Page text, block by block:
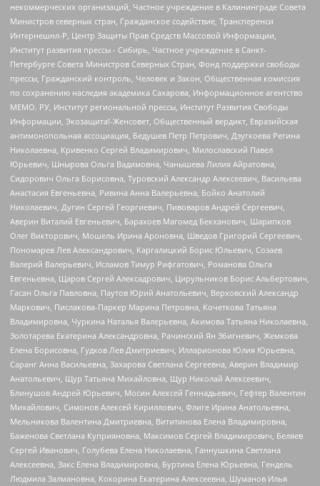
некоммерческих организаций, Частное учреждение в Калининграде Совета
Министров северных стран, Гражданское содействие, Трансперенси
Интернешнл-Р, Центр Защиты Прав Средств Массовой Информации,
Институт развития прессы - Сибирь, Частное учреждение в Санкт-
Петербурге Совета Министров Северных Стран, Фонд поддержки свободы
прессы, Гражданский контроль, Человек и Закон, Общественная комиссия
по сохранению наследия академика Сахарова, Информационное агентство
МЕМО. РУ, Институт региональной прессы, Институт Развития Свободы
Информации, Экозащита!-Женсовет, Общественный вердикт, Евразийская
антимонопольная ассоциация, Бедушев Петр Петрович, Дзугкоева Регина
Николаевна, Кривенко Сергей Владимирович, Милославский Павел
Юрьевич, Шнырова Ольга Вадимовна, Чанышева Лилия Айратовна,
Сидорович Ольга Борисовна, Туровский Александр Алексеевич, Васильева
Анастасия Евгеньевна, Ривина Анна Валерьевна, Бойко Анатолий
Николаевич, Дугин Сергей Георгиевич, Пивоваров Андрей Сергеевич,
Аверин Виталий Евгеньевич, Барахоев Магомед Бекханович, Шарипков
Олег Викторович, Мошель Ирина Ароновна, Шведов Григорий Сергеевич,
Пономарев Лев Александрович, Каргалицкий Борис Юльевич, Созаев
Валерий Валерьевич, Исламов Тимур Рифгатович, Романова Ольга
Евгеньевна, Щаров Сергей Алексадрович, Цирульников Борис Альбертович,
Гасан Ольга Павловна, Паутов Юрий Анатольевич, Верховский Александр
Маркович, Пислакова-Паркер Марина Петровна, Кочеткова Татьяна
Владимировна, Чуркина Наталья Валерьевна, Акимова Татьяна Николаевна,
Золотарева Екатерина Александровна, Рачинский Ян Збигневич, Жемкова
Елена Борисовна, Гудков Лев Дмитриевич, Илларионова Юлия Юрьевна,
Саранг Анна Васильевна, Захарова Светлана Сергеевна, Аверин Владимир
Анатольевич, Щур Татьяна Михайловна, Щур Николай Алексеевич,
Блинушов Андрей Юрьевич, Мосин Алексей Геннадьевич, Гефтер Валентин
Михайлович, Симонов Алексей Кириллович, Флиге Ирина Анатольевна,
Мельникова Валентина Дмитриевна, Вититинова Елена Владимировна,
Баженова Светлана Куприяновна, Максимов Сергей Владимирович, Беляев
Сергей Иванович, Голубева Елена Николаевна, Ганнушкина Светлана
Алексеевна, Закс Елена Владимировна, Буртина Елена Юрьевна, Гендель
Людмила Залмановна, Кокорина Екатерина Алексеевна, Шуманов Илья